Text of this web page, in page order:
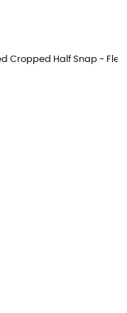
Cropped Half Snap -